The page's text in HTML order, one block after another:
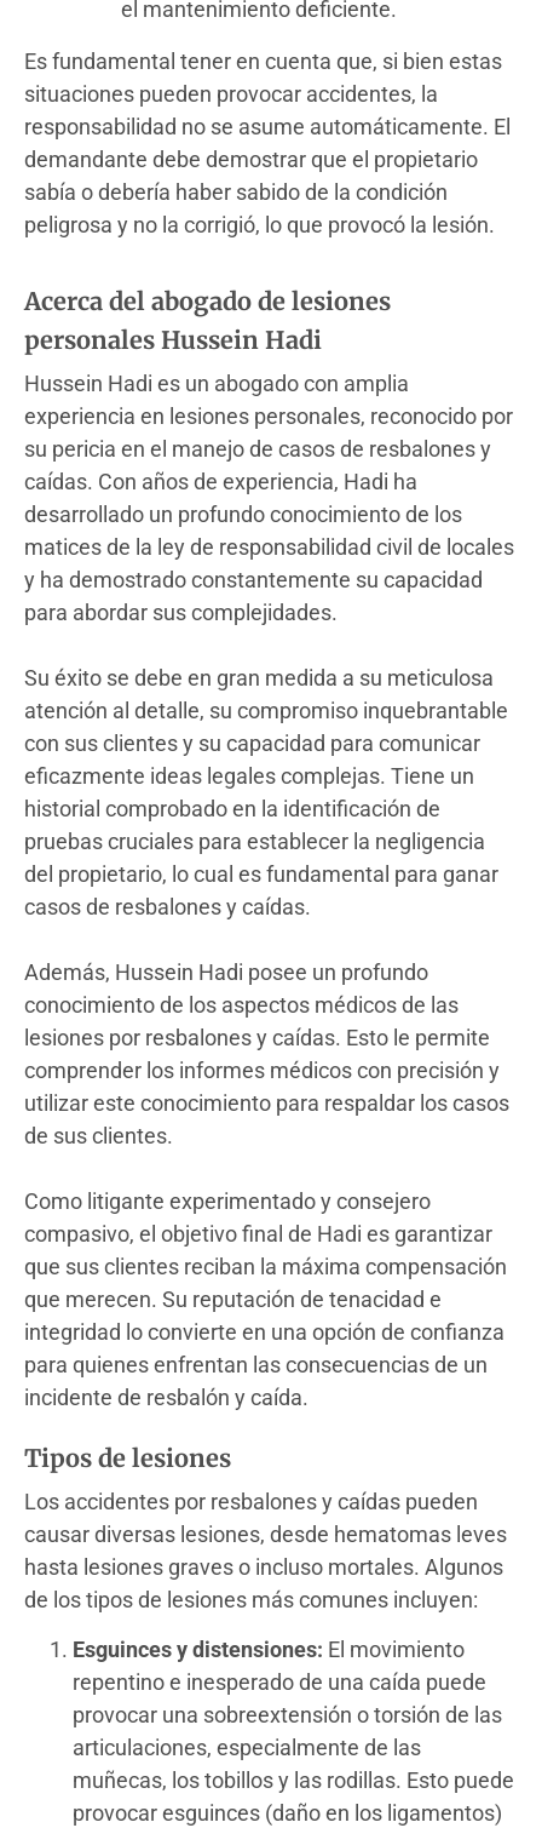
el mantenimiento deficiente.
Es fundamental tener en cuenta que, si bien estas
situaciones pueden provocar accidentes, la
responsabilidad no se asume automáticamente. El
demandante debe demostrar que el propietario
sabía o debería haber sabido de la condición
peligrosa y no la corrigió, lo que provocó la lesión.
Acerca del abogado de lesiones
personales Hussein Hadi
Hussein Hadi es un abogado con amplia
experiencia en lesiones personales, reconocido por
su pericia en el manejo de casos de resbalones y
caídas. Con años de experiencia, Hadi ha
desarrollado un profundo conocimiento de los
matices de la ley de responsabilidad civil de locales
y ha demostrado constantemente su capacidad
para abordar sus complejidades.
Su éxito se debe en gran medida a su meticulosa
atención al detalle, su compromiso inquebrantable
con sus clientes y su capacidad para comunicar
eficazmente ideas legales complejas. Tiene un
historial comprobado en la identificación de
pruebas cruciales para establecer la negligencia
del propietario, lo cual es fundamental para ganar
casos de resbalones y caídas.
Además, Hussein Hadi posee un profundo
conocimiento de los aspectos médicos de las
lesiones por resbalones y caídas. Esto le permite
comprender los informes médicos con precisión y
utilizar este conocimiento para respaldar los casos
de sus clientes.
Como litigante experimentado y consejero
compasivo, el objetivo final de Hadi es garantizar
que sus clientes reciban la máxima compensación
que merecen. Su reputación de tenacidad e
integridad lo convierte en una opción de confianza
para quienes enfrentan las consecuencias de un
incidente de resbalón y caída.
Tipos de lesiones
Los accidentes por resbalones y caídas pueden
causar diversas lesiones, desde hematomas leves
hasta lesiones graves o incluso mortales. Algunos
de los tipos de lesiones más comunes incluyen:
Esguinces y distensiones: El movimiento
repentino e inesperado de una caída puede
provocar una sobreextensión o torsión de las
articulaciones, especialmente de las
muñecas, los tobillos y las rodillas. Esto puede
provocar esguinces (daño en los ligamentos)